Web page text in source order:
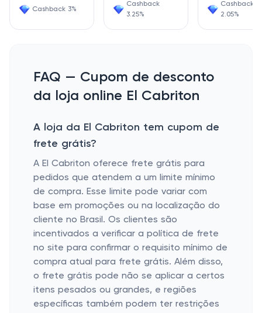
Cashback 3%
Cashback
3.25%
Cashback
2.05%
FAQ — Cupom de desconto
da loja online El Cabriton
A loja da El Cabriton tem cupom de
frete grátis?
A El Cabriton oferece frete grátis para
pedidos que atendem a um limite mínimo
de compra. Esse limite pode variar com
base em promoções ou na localização do
cliente no Brasil. Os clientes são
incentivados a verificar a política de frete
no site para confirmar o requisito mínimo de
compra atual para frete grátis. Além disso,
o frete grátis pode não se aplicar a certos
itens pesados ​​ou grandes, e regiões
específicas também podem ter restrições